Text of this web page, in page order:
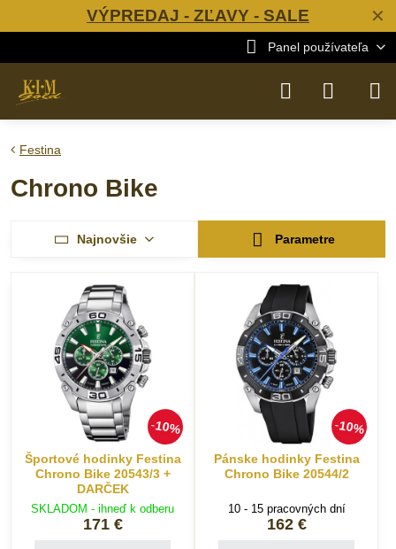
✕
VÝPREDAJ - ZĽAVY - SALE
Panel používateľa
Festina
Chrono Bike
Najnovšie Parametre
10%
Športové hodinky Festina
Chrono Bike 20543/3 +
DARČEK
SKLADOM - ihneď k odberu
171 €
10%
Pánske hodinky Festina
Chrono Bike 20544/2
10 - 15 pracovných dní
162 €